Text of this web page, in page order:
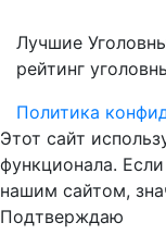
Лучшие
рейтинг
Политика
Этот сайт
функционала.
нашим сайтом,
Подтверждаю